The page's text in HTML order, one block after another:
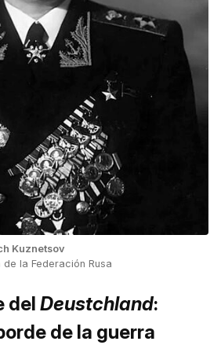
Kuznetsov
la Federación Rusa
del Deustchland:
de la guerra